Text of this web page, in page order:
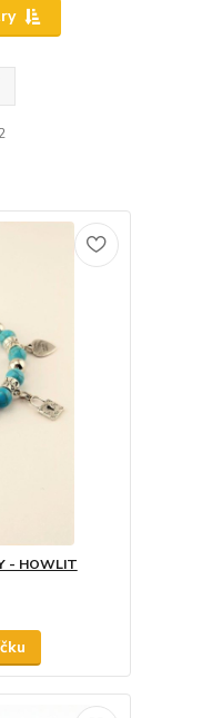
- HOWLIT